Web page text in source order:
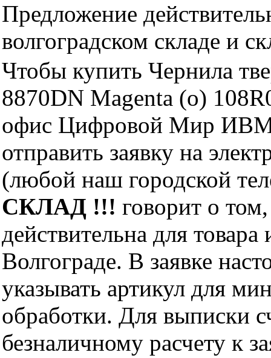
Предложение
волгоградском складе и
Чтобы купить Чернила
8870DN Magenta (o)
офис Цифровой Мир ИВМ
отправить заявку на
(любой наш городской
СКЛАД !!! говорит о
действительна для
Волгограде. В заявке
указывать артикул для
обработки. Для выписки
безналичному расчету к